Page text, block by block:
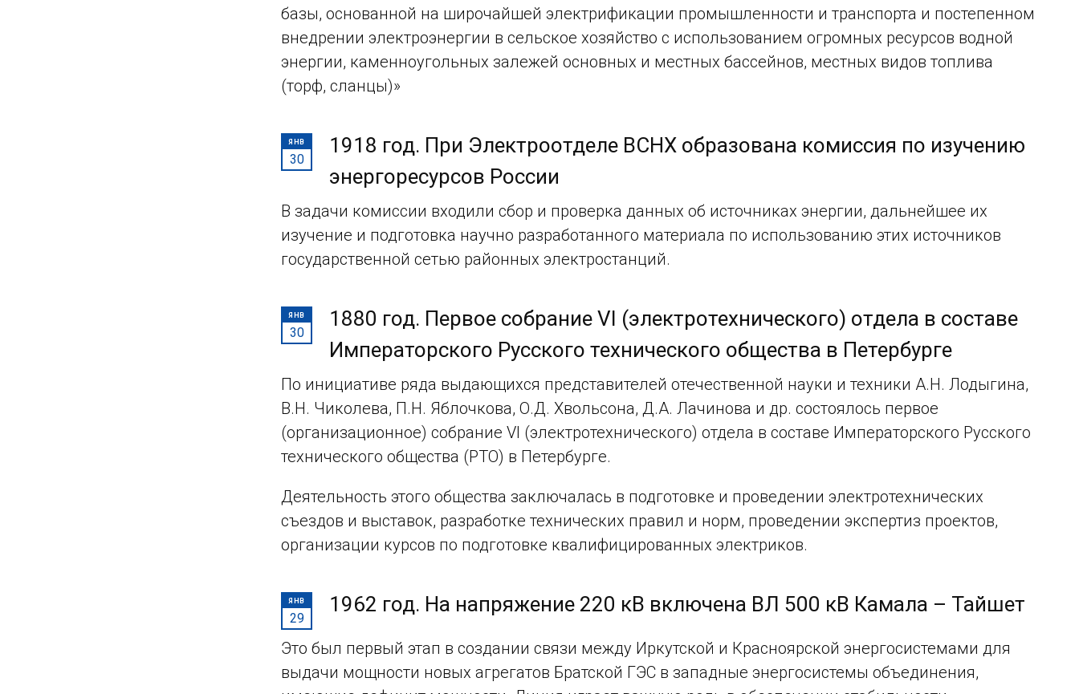
базы, основанной на широчайшей электрификации промышленности и транспорта и постепенном
внедрении электроэнергии в сельское хозяйство с использованием огромных ресурсов водной
энергии, каменноугольных залежей основных и местных бассейнов, местных видов топлива
(торф, сланцы)»
ЯНВ
30
1918 год. При Электроотделе ВСНХ образована комиссия по изучению
энергоресурсов России
В задачи комиссии входили сбор и проверка данных об источниках энергии, дальнейшее их
изучение и подготовка научно разработанного материала по использованию этих источников
государственной сетью районных электростанций.
ЯНВ
30
1880 год. Первое собрание VI (электротехнического) отдела в составе
Императорского Русского технического общества в Петербурге
По инициативе ряда выдающихся представителей отечественной науки и техники А.Н. Лодыгина,
В.Н. Чиколева, П.Н. Яблочкова, О.Д. Хвольсона, Д.А. Лачинова и др. состоялось первое
(организационное) собрание VI (электротехнического) отдела в составе Императорского Русского
технического общества (РТО) в Петербурге.
Деятельность этого общества заключалась в подготовке и проведении электротехнических
съездов и выставок, разработке технических правил и норм, проведении экспертиз проектов,
организации курсов по подготовке квалифицированных электриков.
ЯНВ
29
1962 год. На напряжение 220 кВ включена ВЛ 500 кВ Камала – Тайшет
Это был первый этап в создании связи между Иркутской и Красноярской энергосистемами для
выдачи мощности новых агрегатов Братской ГЭС в западные энергосистемы объединения,